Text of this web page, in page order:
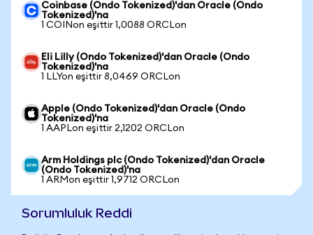
Coinbase (Ondo Tokenized)'dan Oracle (Ondo
Tokenized)'na
1 COINon eşittir 1,0088 ORCLon
Eli Lilly (Ondo Tokenized)'dan Oracle (Ondo
Tokenized)'na
1 LLYon eşittir 8,0469 ORCLon
Apple (Ondo Tokenized)'dan Oracle (Ondo
Tokenized)'na
1 AAPLon eşittir 2,1202 ORCLon
Arm Holdings plc (Ondo Tokenized)'dan Oracle
(Ondo Tokenized)'na
1 ARMon eşittir 1,9712 ORCLon
Sorumluluk Reddi